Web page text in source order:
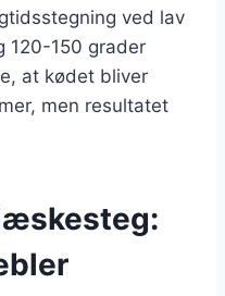
ved lav
120-150 grader
at kødet bliver
men resultatet